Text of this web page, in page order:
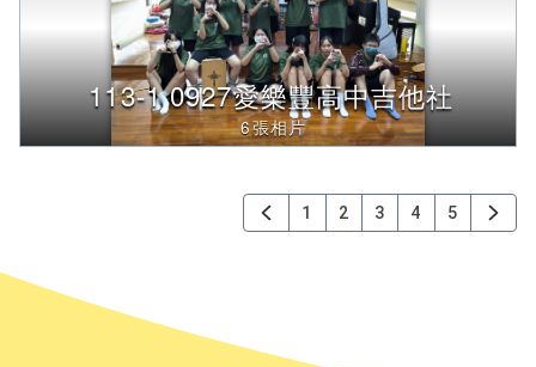
113-1 0927愛樂豐高中吉他社
6張相片
1 2 3 4 5